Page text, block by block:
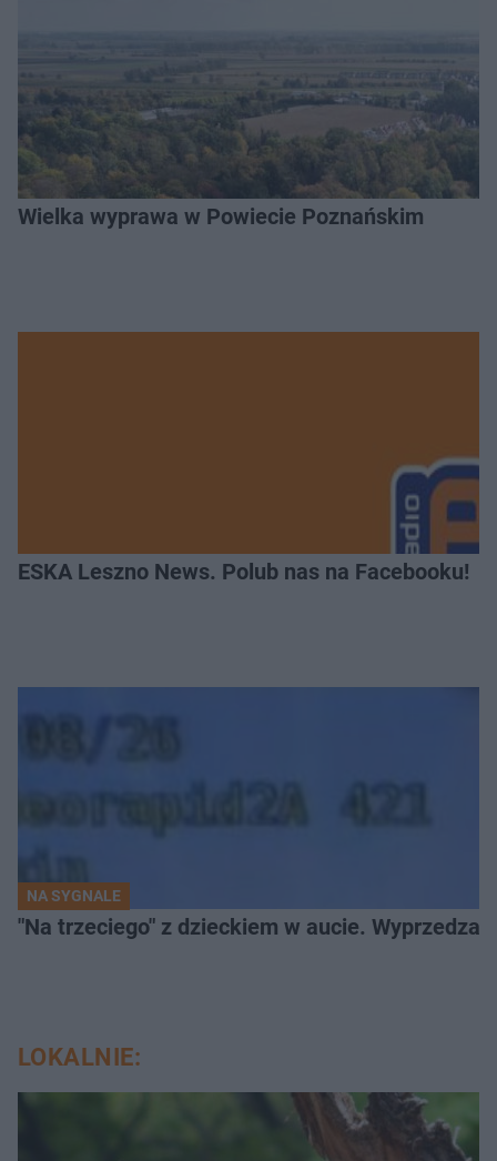
Wielka wyprawa w Powiecie Poznańskim
ESKA Leszno News. Polub nas na Facebooku!
NA SYGNALE
"Na trzeciego" z dzieckiem w aucie.
LOKALNIE: